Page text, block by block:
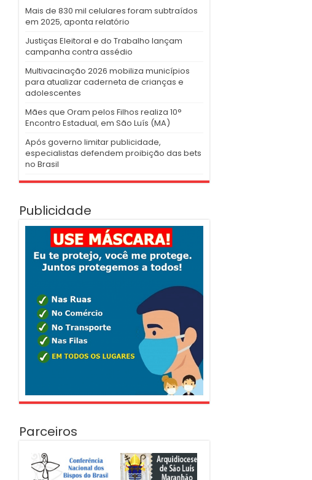
Mais de 830 mil celulares foram subtraídos
em 2025, aponta relatório
Justiças Eleitoral e do Trabalho lançam
campanha contra assédio
Multivacinação 2026 mobiliza municípios
para atualizar caderneta de crianças e
adolescentes
Mães que Oram pelos Filhos realiza 10°
Encontro Estadual, em São Luís (MA)
Após governo limitar publicidade,
especialistas defendem proibição das bets
no Brasil
Publicidade
Parceiros